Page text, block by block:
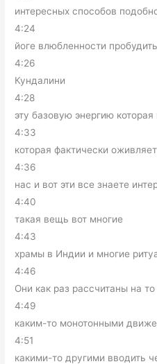
интересных способов
4:24
йоге влюбленности
4:26
Кундалини
4:28
эту базовую энергию которая
4:33
которая фактически
4:36
нас и вот эти все знаете
4:40
такая вещь вот многие
4:43
храмы в Индии и многие
4:46
Они как раз рассчитаны на то
4:49
каким-то монотонными
4:51
какими-то другими вводить